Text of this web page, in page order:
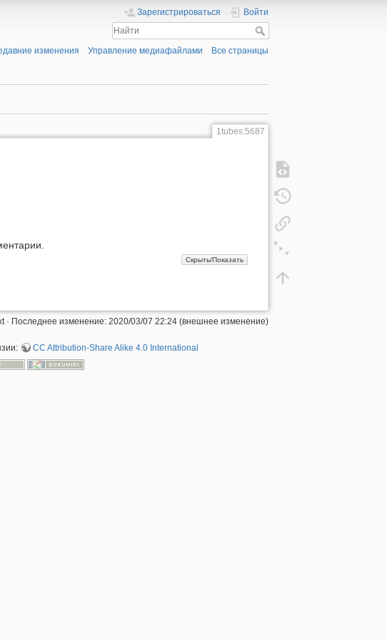
Зарегистрироваться Войти
изменения Управление медиафайлами Все страницы
1tubes:5687
· Последнее изменение: 2020/03/07 22:24 (внешнее изменение)
CC Attribution-Share Alike 4.0 International